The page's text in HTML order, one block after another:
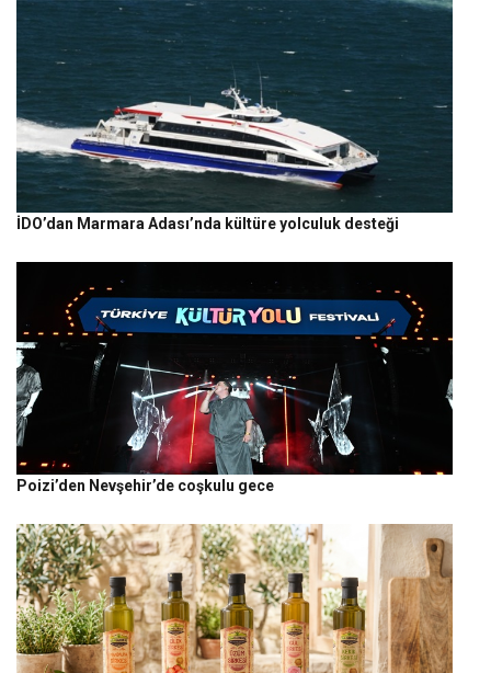
İDO’dan Marmara Adası’nda kültüre yolculuk desteği
Poizi’den Nevşehir’de coşkulu gece